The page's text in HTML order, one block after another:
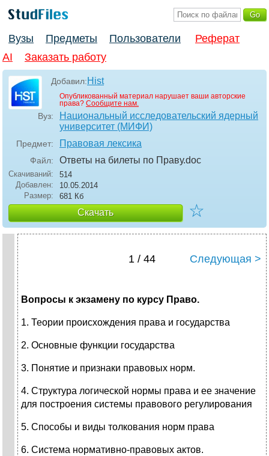
Вузы Предметы Пользователи
Реферат
AI
Заказать работу
Добавил:Hist
Опубликованный материал нарушает ваши авторские
права? Сообщите нам.
Вуз:
Национальный исследовательский ядерный
университет (МИФИ)
Предмет: Правовая лексика
Файл: Ответы на билеты по Праву.doc
Скачиваний:
514
Добавлен:
10.05.2014
Размер:
681 Кб
Скачать ☆
1 / 44 Следующая >
Вопросы к экзамену по курсу Право.
1. Теории происхождения права и государства
2. Основные функции государства
3. Понятие и признаки правовых норм.
4. Структура логической нормы права и ее значение
для построения системы правового регулирования
5. Способы и виды толкования норм права
6. Система нормативно-правовых актов.